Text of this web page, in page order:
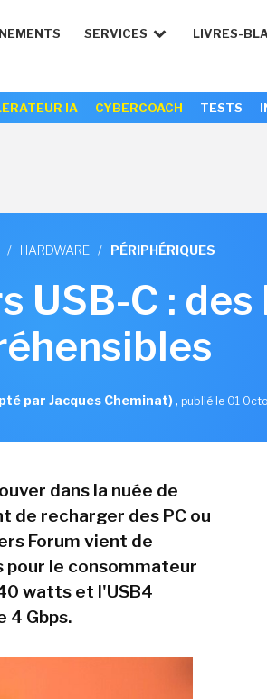
SERVICES LIVRES-
IA CYBERCOACH TESTS
/ HARDWARE / PÉRIPHÉRIQUES
USB-C :
par Jacques Cheminat), publié le 01
dans la nuée de
de recharger des PC ou
Forum vient de
pour le consommateur
watts et l'USB4
4 Gbps.